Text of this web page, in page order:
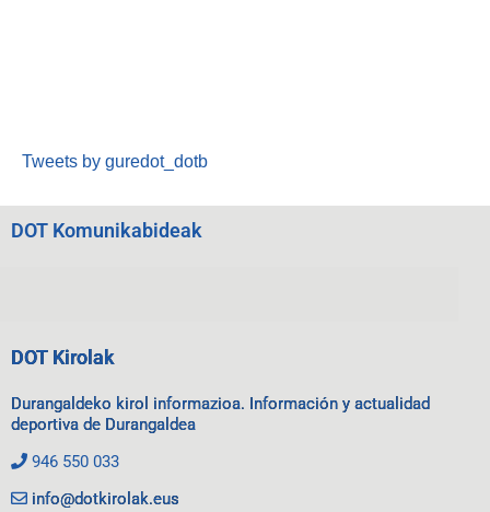
Tweets by guredot_dotb
DOT Komunikabideak
DOT Kirolak
Durangaldeko kirol informazioa. Información y actualidad
deportiva de Durangaldea
946 550 033
info@dotkirolak.eus